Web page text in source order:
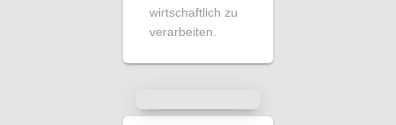
wirtschaftlich zu
verarbeiten.